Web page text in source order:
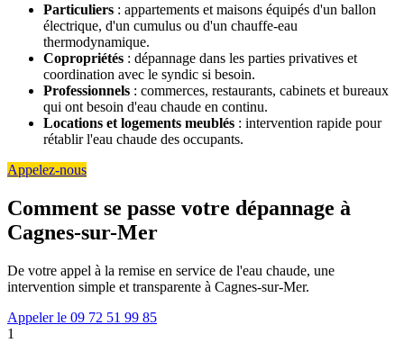
Particuliers : appartements et maisons équipés d'un ballon
électrique, d'un cumulus ou d'un chauffe-eau
thermodynamique.
Copropriétés : dépannage dans les parties privatives et
coordination avec le syndic si besoin.
Professionnels : commerces, restaurants, cabinets et bureaux
qui ont besoin d'eau chaude en continu.
Locations et logements meublés : intervention rapide pour
rétablir l'eau chaude des occupants.
Appelez-nous
Comment se passe votre dépannage à
Cagnes-sur-Mer
De votre appel à la remise en service de l'eau chaude, une
intervention simple et transparente à Cagnes-sur-Mer.
Appeler le 09 72 51 99 85
1